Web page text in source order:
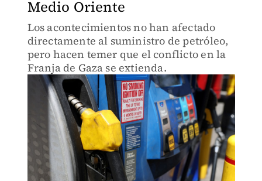
Medio Oriente
Los acontecimientos no han afectado
directamente al suministro de petróleo,
pero hacen temer que el conflicto en la
Franja de Gaza se extienda.